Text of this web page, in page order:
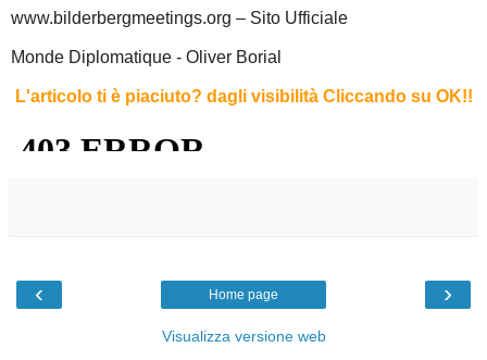
www.bilderbergmeetings.org – Sito Ufficiale
Monde Diplomatique - Oliver Borial
L'articolo ti è piaciuto? dagli visibilità Cliccando su OK!!
‹ ›
Home page
Visualizza versione web